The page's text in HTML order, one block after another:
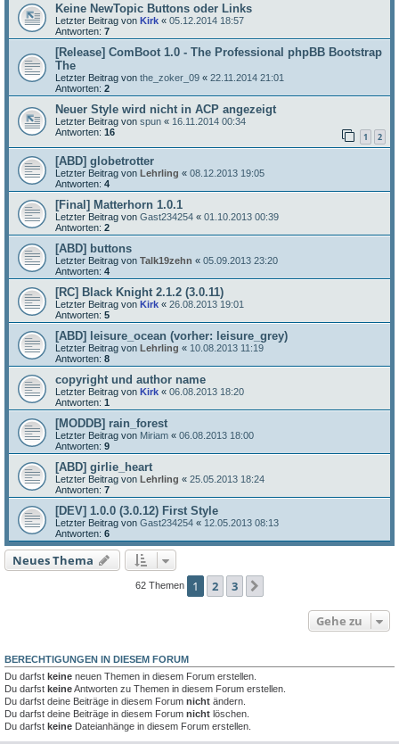
Keine NewTopic Buttons oder Links
Letzter Beitrag von Kirk « 05.12.2014 18:57
Antworten: 7
[Release] ComBoot 1.0 - The Professional phpBB Bootstrap
The
Letzter Beitrag von the_zoker_09 « 22.11.2014 21:01
Antworten: 2
Neuer Style wird nicht in ACP angezeigt
Letzter Beitrag von spun « 16.11.2014 00:34
Antworten: 16 1 2
[ABD] globetrotter
Letzter Beitrag von Lehrling « 08.12.2013 19:05
Antworten: 4
[Final] Matterhorn 1.0.1
Letzter Beitrag von Gast234254 « 01.10.2013 00:39
Antworten: 2
[ABD] buttons
Letzter Beitrag von Talk19zehn « 05.09.2013 23:20
Antworten: 4
[RC] Black Knight 2.1.2 (3.0.11)
Letzter Beitrag von Kirk « 26.08.2013 19:01
Antworten: 5
[ABD] leisure_ocean (vorher: leisure_grey)
Letzter Beitrag von Lehrling « 10.08.2013 11:19
Antworten: 8
copyright und author name
Letzter Beitrag von Kirk « 06.08.2013 18:20
Antworten: 1
[MODDB] rain_forest
Letzter Beitrag von Miriam « 06.08.2013 18:00
Antworten: 9
[ABD] girlie_heart
Letzter Beitrag von Lehrling « 25.05.2013 18:24
Antworten: 7
[DEV] 1.0.0 (3.0.12) First Style
Letzter Beitrag von Gast234254 « 12.05.2013 08:13
Antworten: 6
Neues Thema
62 Themen 1 2 3
Gehe zu
BERECHTIGUNGEN IN DIESEM FORUM
Du darfst keine neuen Themen in diesem Forum erstellen.
Du darfst keineAntworten zu Themen in diesem Forum erstellen.
Du darfst deine Beiträge in diesem Forum nicht ändern.
Du darfst deine Beiträge in diesem Forum nicht löschen.
Du darfst keine Dateianhänge in diesem Forum erstellen.